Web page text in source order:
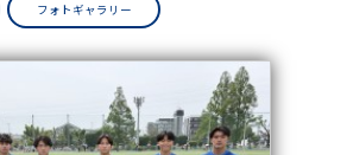
フォトギャラリー